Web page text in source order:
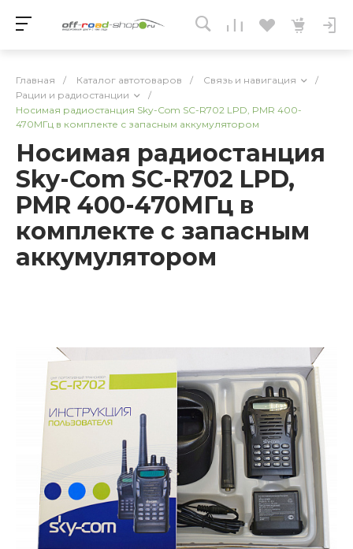
Главная / Каталог автотоваров / Связь и навигация
/
Рации и радиостанции
/
Носимая радиостанция Sky-Com SC-R702 LPD, PMR 400-
470МГц в комплекте с запасным аккумулятором
Носимая радиостанция
Sky-Com SC-R702 LPD,
PMR 400-470МГц в
комплекте с запасным
аккумулятором